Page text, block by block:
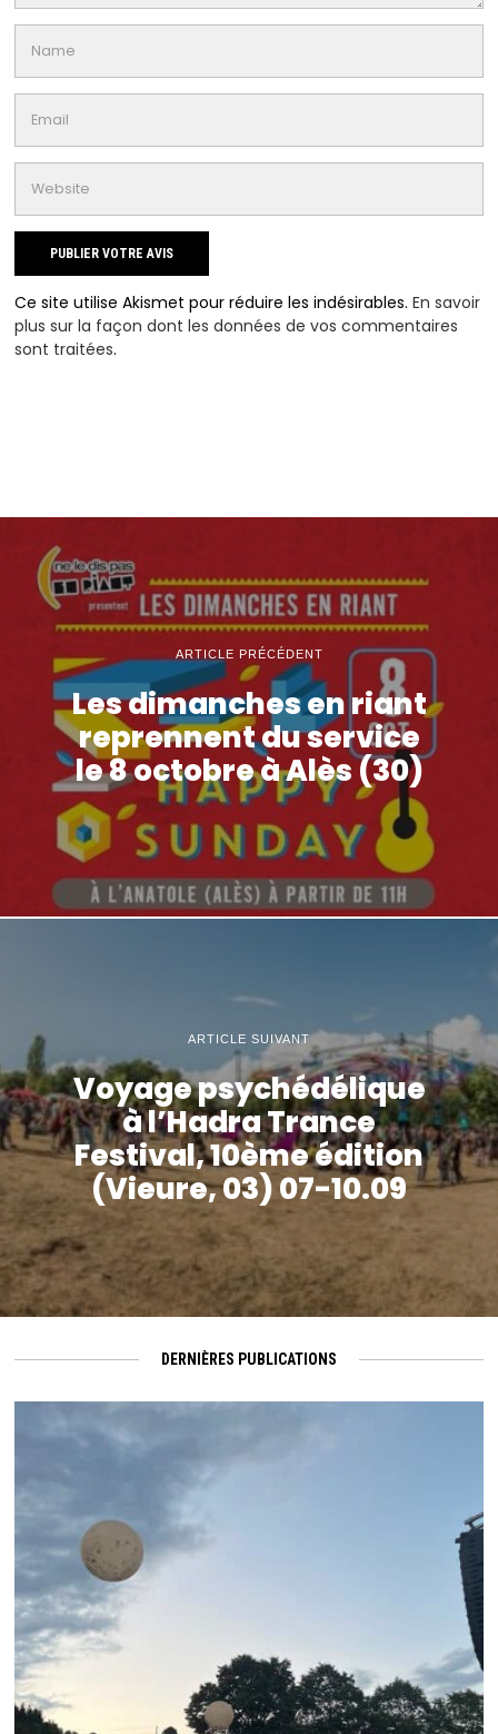
Ce site utilise Akismet pour réduire les indésirables.En savoir
plus sur la façon dont les données de vos commentaires
sont traitées.
ARTICLE PRÉCÉDENT
Les dimanches en riant
reprennent du service
le 8 octobre à Alès (30)
ARTICLE SUIVANT
Voyage psychédélique
à l’Hadra Trance
Festival, 10ème édition
(Vieure, 03) 07-10.09
DERNIÈRES PUBLICATIONS